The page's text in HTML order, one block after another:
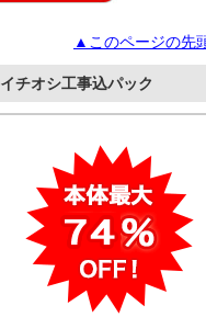
▲このページの先
チオシ工事込パック